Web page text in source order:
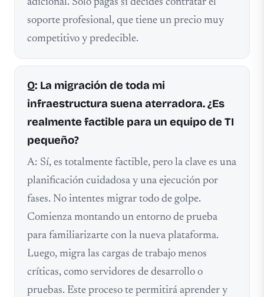
adicional. Solo pagas si decides contratar el
soporte profesional, que tiene un precio muy
competitivo y predecible.
Q: La migración de toda mi
infraestructura suena aterradora. ¿Es
realmente factible para un equipo de TI
pequeño?
A: Sí, es totalmente factible, pero la clave es una
planificación cuidadosa y una ejecución por
fases. No intentes migrar todo de golpe.
Comienza montando un entorno de prueba
para familiarizarte con la nueva plataforma.
Luego, migra las cargas de trabajo menos
críticas, como servidores de desarrollo o
pruebas. Este proceso te permitirá aprender y